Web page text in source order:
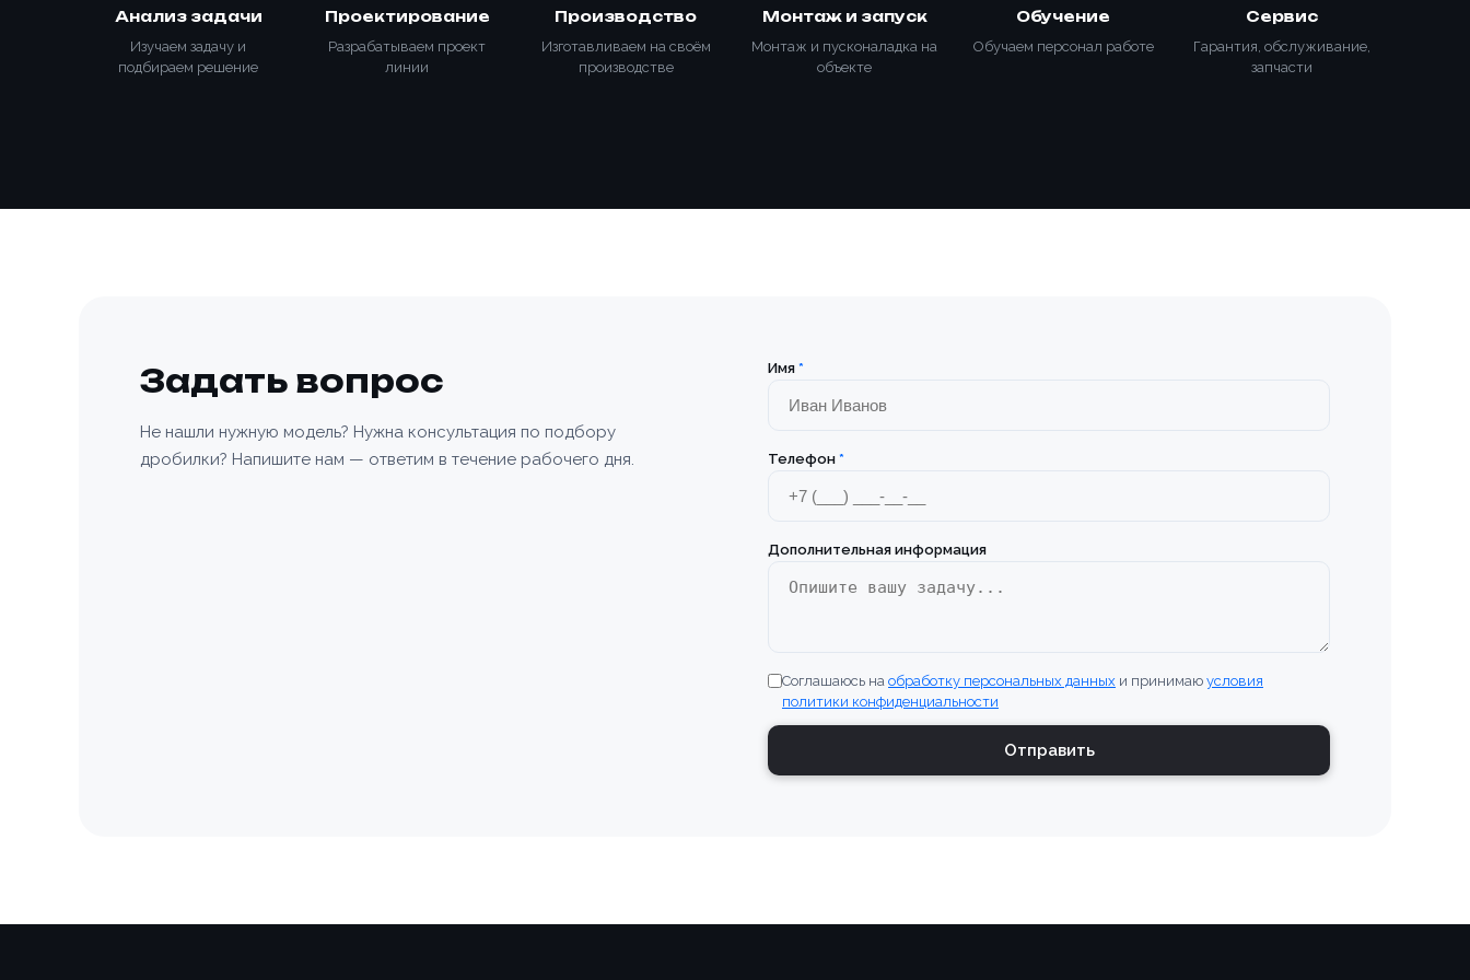
Анализ задачи
Изучаем задачу и
подбираем решение
Проектирование
Разрабатываем проект
линии
Производство
Изготавливаем на своём
производстве
Монтаж и запуск
Монтаж и пусконаладка на
объекте
Обучение
Обучаем персонал работе
Сервис
Гарантия, обслуживание,
запчасти
Задать вопрос
Не нашли нужную модель? Нужна консультация по подбору
дробилки? Напишите нам — ответим в течение рабочего дня.
Имя *
Телефон *
Дополнительная информация
Соглашаюсь на обработку персональных данных и принимаю условия
политики конфиденциальности
Отправить